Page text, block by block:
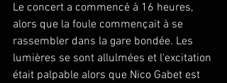
Le concert a commencé à 16 heures,
alors que la foule commençait à se
rassembler dans la gare bondée. Les
lumières se sont allulmées et l'excitation
était palpable alors que Nico Gabet est